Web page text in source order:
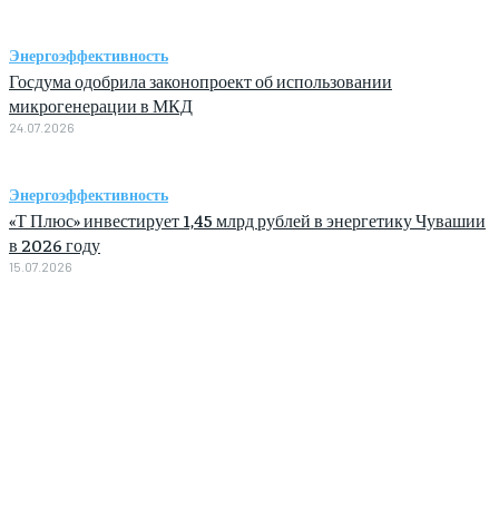
Энергоэффективность
Госдума одобрила законопроект об использовании
микрогенерации в МКД
24.07.2026
Энергоэффективность
«Т Плюс» инвестирует 1,45 млрд рублей в энергетику Чувашии
в 2026 году
15.07.2026